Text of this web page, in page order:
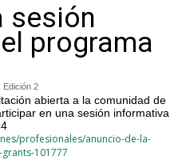
sesión
programa
Edición 2
abierta a la comunidad de
en una sesión informativa
profesionales/anuncio-de-la-
101777